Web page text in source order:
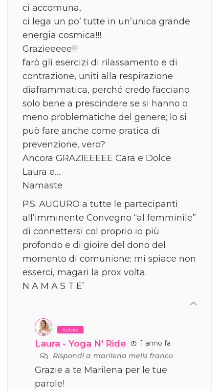
ci accomuna,
ci lega un po’ tutte in un’unica grande
energia cosmica!!!
Grazieeeee!!!
farò gli esercizi di rilassamento e di
contrazione, uniti alla respirazione
diaframmatica, perché credo facciano
solo bene a prescindere se si hanno o
meno problematiche del genere; lo si
può fare anche come pratica di
prevenzione, vero?
Ancora GRAZIEEEEE Cara e Dolce
Laura e….
Namaste
P.S. AUGURO a tutte le partecipanti
all’imminente Convegno “al femminile”
di connettersi col proprio io più
profondo e di gioire del dono del
momento di comunione; mi spiace non
esserci, magari la prox volta.
N A M A S T E’
Autore
Laura - Yoga N' Ride
1 anno fa
Rispondi amarilena melis franco
Grazie a te Marilena per le tue
parole!